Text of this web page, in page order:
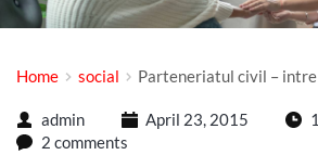
Home social Parteneriatul civil –
admin April 23, 2015
2 comments